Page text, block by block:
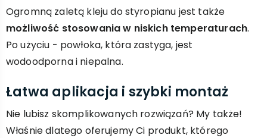
Ogromną zaletą kleju do styropianu jest także
możliwość stosowania w niskich temperaturach.
Po użyciu - powłoka, która zastyga, jest
wodoodporna i niepalna.
Łatwa aplikacja i szybki montaż
Nie lubisz skomplikowanych rozwiązań? My także!
Właśnie dlatego oferujemy Ci produkt, którego